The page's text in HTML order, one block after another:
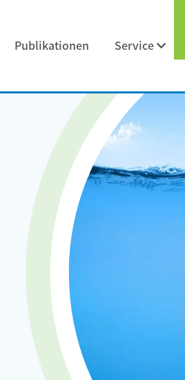
Publikationen Service